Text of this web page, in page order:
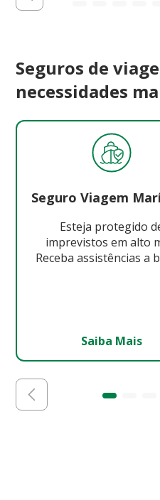
Seguros de
necessidades
Seguro Viagem
Esteja protegido
imprevistos em alto
Receba assistências a
Saiba Mais